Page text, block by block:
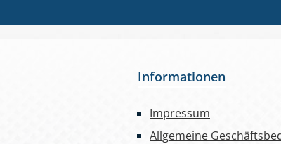
Informationen
Impressum
Allgemeine